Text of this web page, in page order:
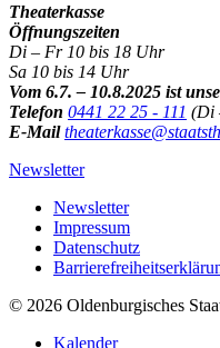
Theaterkasse
Öffnungszeiten
Di – Fr 10 bis 18 Uhr
Sa 10 bis 14 Uhr
Vom 6.7. – 10.8.2025 ist
Telefon 0441 22 25 - 111 (Di
E-Mail
Newsletter
Newsletter
Impressum
Datenschutz
© 2026 Oldenburgisches
Kalender